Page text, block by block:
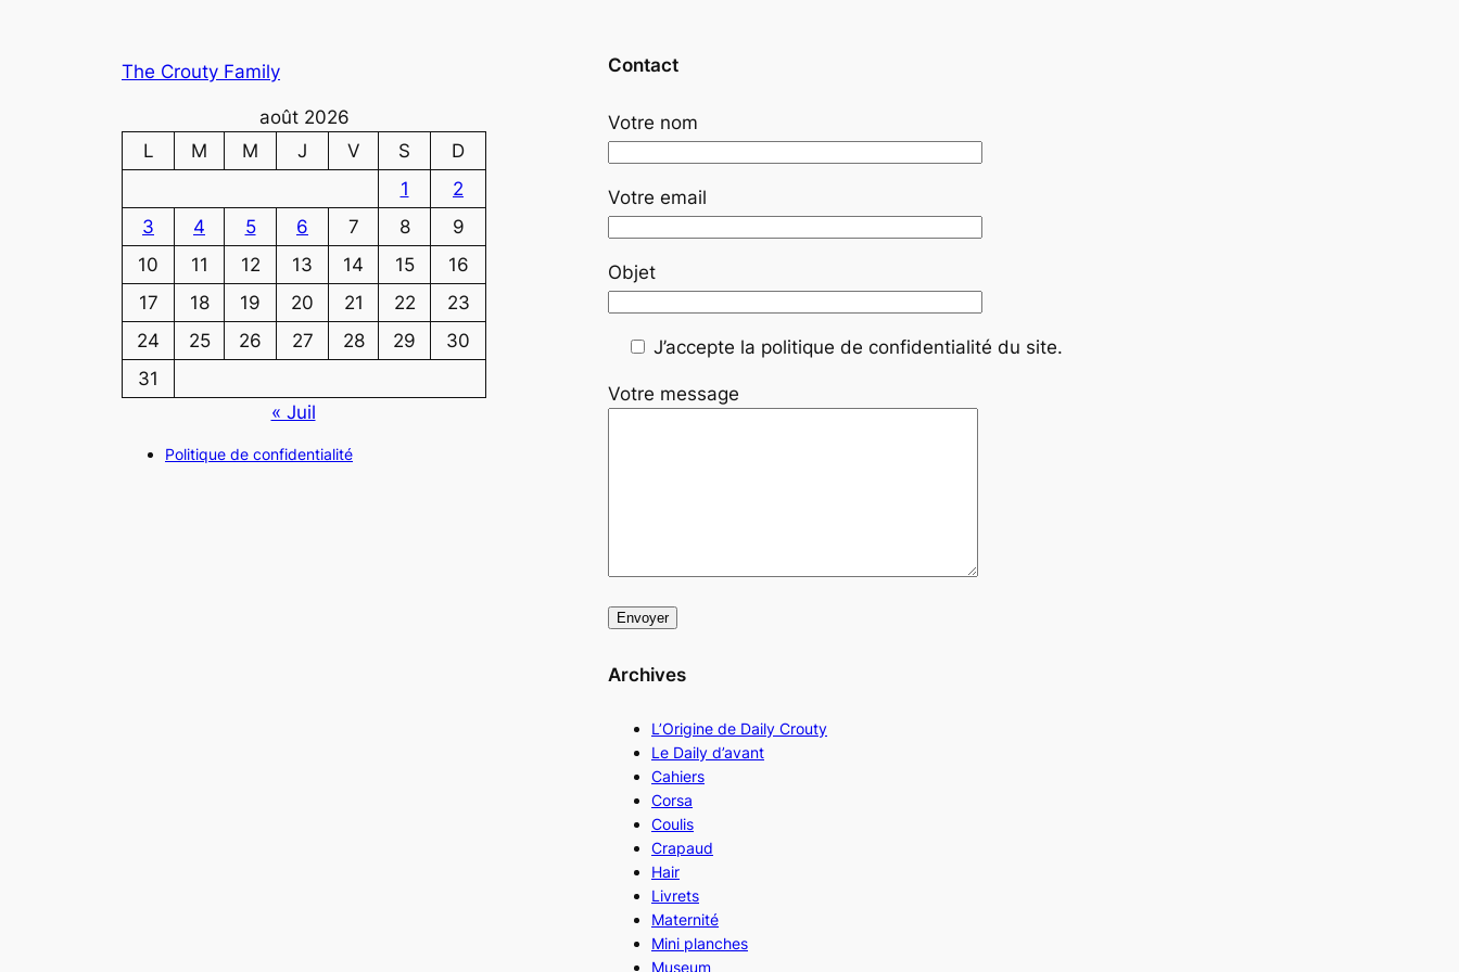
The Crouty Family
août 2026
L
M M J V S
D
1
2
3
4 5 6 7 8
9
10
11 12 13 14 15
16
17
18 19 20 21 22
23
24
25 26 27 28 29
30
31
« Juil
Politique de confidentialité
Contact
Votre nom
Votre email
Objet
J’accepte la politique de confidentialité du site.
Votre message
Archives
L’Origine de Daily Crouty
Le Daily d’avant
Cahiers
Corsa
Coulis
Crapaud
Hair
Livrets
Maternité
Mini planches
Museum